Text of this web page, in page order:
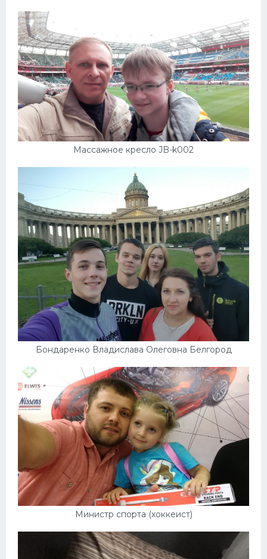
Массажное кресло JB-k002
Бондаренко Владислава Олеговна Белгород
Министр спорта (хоккеист)